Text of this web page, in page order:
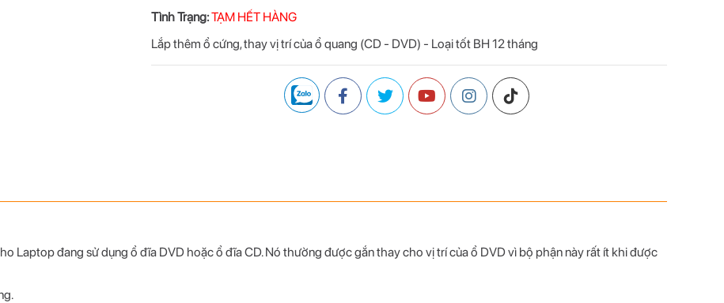
Tình Trạng:TẠM HẾT HÀNG
Lắp thêm ổ cứng, thay vị trí của ổ quang (CD - DVD) - Loại tốt BH 12 tháng
Laptop đang sử dụng ổ đĩa DVD hoặc ổ đĩa CD. Nó thường được gắn thay cho vị trí của ổ DVD vì bộ phận này rất ít khi được